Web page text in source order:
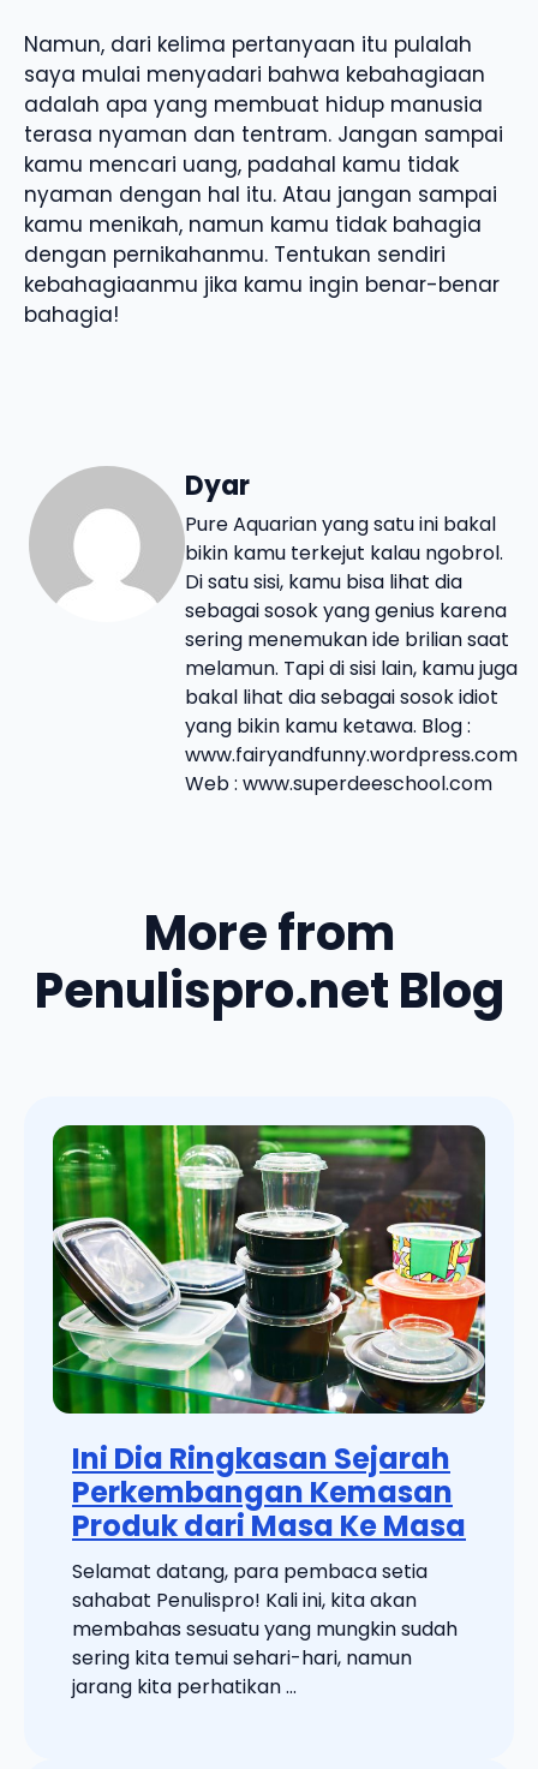
Namun, dari kelima pertanyaan itu pulalah
saya mulai menyadari bahwa kebahagiaan
adalah apa yang membuat hidup manusia
terasa nyaman dan tentram. Jangan sampai
kamu mencari uang, padahal kamu tidak
nyaman dengan hal itu. Atau jangan sampai
kamu menikah, namun kamu tidak bahagia
dengan pernikahanmu. Tentukan sendiri
kebahagiaanmu jika kamu ingin benar-benar
bahagia!
Dyar
Pure Aquarian yang satu ini bakal
bikin kamu terkejut kalau ngobrol.
Di satu sisi, kamu bisa lihat dia
sebagai sosok yang genius karena
sering menemukan ide brilian saat
melamun. Tapi di sisi lain, kamu juga
bakal lihat dia sebagai sosok idiot
yang bikin kamu ketawa. Blog :
www.fairyandfunny.wordpress.com
Web : www.superdeeschool.com
More from
Penulispro.net Blog
Ini Dia Ringkasan Sejarah
Perkembangan Kemasan
Produk dari Masa Ke Masa
Selamat datang, para pembaca setia
sahabat Penulispro! Kali ini, kita akan
membahas sesuatu yang mungkin sudah
sering kita temui sehari-hari, namun
jarang kita perhatikan ...